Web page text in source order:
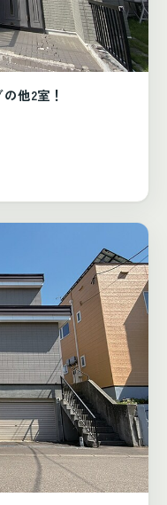
他2室！